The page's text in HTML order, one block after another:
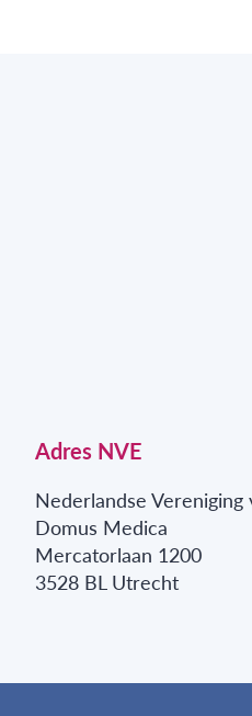
Adres NVE
Nederlandse
Domus Medica
Mercatorlaan 1200
3528 BL Utrecht